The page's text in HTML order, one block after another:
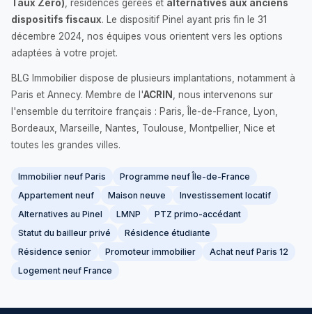
Taux Zéro) , résidences gérées et alternatives aux anciens
dispositifs fiscaux. Le dispositif Pinel ayant pris fin le 31
décembre 2024, nos équipes vous orientent vers les options
adaptées à votre projet.
BLG Immobilier dispose de plusieurs implantations, notamment à
Paris et Annecy. Membre de l'ACRIN
, nous intervenons sur
l'ensemble du territoire français : Paris, Île-de-France, Lyon,
Bordeaux, Marseille, Nantes, Toulouse, Montpellier, Nice et
toutes les grandes villes.
Immobilier neuf Paris
Programme neuf Île-de-France
Appartement neuf
Maison neuve
Investissement locatif
Alternatives au Pinel
LMNP
PTZ primo-accédant
Statut du bailleur privé
Résidence étudiante
Résidence senior
Promoteur immobilier
Achat neuf Paris 12
Logement neuf France